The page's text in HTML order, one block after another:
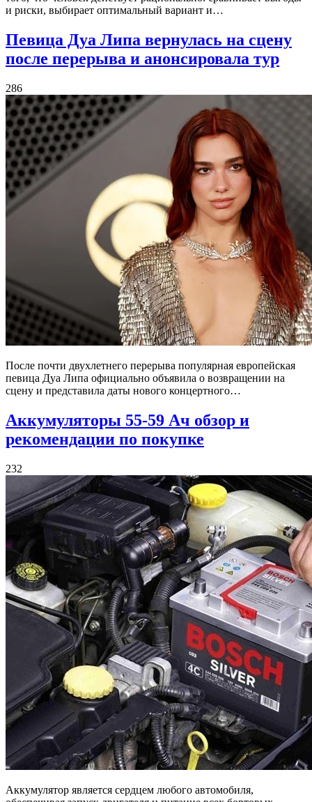
и риски, выбирает оптимальный вариант и…
Певица Дуа Липа вернулась на сцену
после перерыва и анонсировала тур
286
После почти двухлетнего перерыва популярная европейская
певица Дуа Липа официально объявила о возвращении на
сцену и представила даты нового концертного…
Аккумуляторы 55-59 Ач обзор и
рекомендации по покупке
232
Аккумулятор является сердцем любого автомобиля,